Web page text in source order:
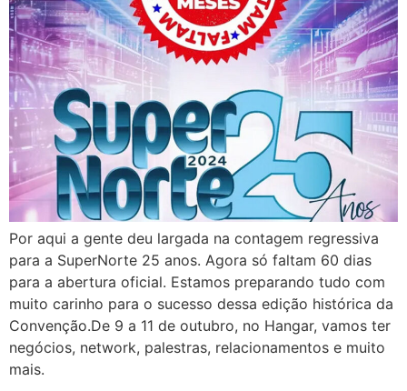
Por aqui a gente deu largada na contagem regressiva
para a SuperNorte 25 anos. Agora só faltam 60 dias
para a abertura oficial. Estamos preparando tudo com
muito carinho para o sucesso dessa edição histórica da
Convenção.De 9 a 11 de outubro, no Hangar, vamos ter
negócios, network, palestras, relacionamentos e muito
mais.